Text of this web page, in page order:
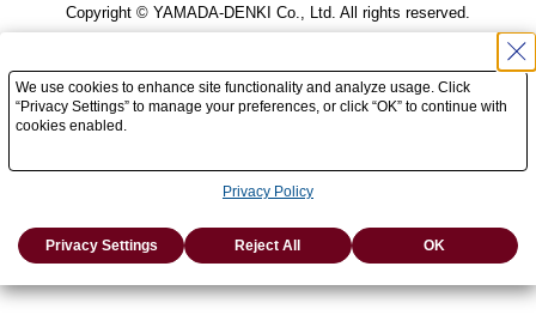
Copyright © YAMADA-DENKI Co., Ltd. All rights reserved.
We use cookies to enhance site functionality and analyze usage. Click
“Privacy Settings” to manage your preferences, or click “OK” to continue with
cookies enabled.
Privacy Policy
Privacy Settings Reject All OK